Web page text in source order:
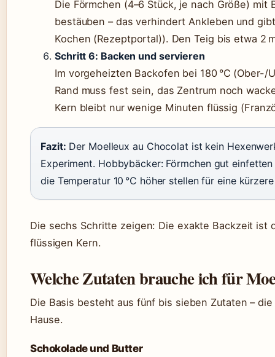
Die Förmchen (4–6 Stück, je nach Größe)
bestäuben – das verhindert Ankleben und
Kochen (Rezeptportal)). Den Teig bis etwa 2
Schritt 6: Backen und servieren
Im vorgeheizten Backofen bei 180 °C
Rand muss fest sein, das Zentrum noch
Kern bleibt nur wenige Minuten flüssig
Fazit: Der Moelleux au Chocolat ist kein
Experiment. Hobbybäcker: Förmchen gut
die Temperatur 10 °C höher stellen für eine
Die sechs Schritte zeigen: Die exakte Backzeit ist
flüssigen Kern.
Welche Zutaten brauche ich für
Die Basis besteht aus fünf bis sieben Zutaten –
Hause.
Schokolade und Butter